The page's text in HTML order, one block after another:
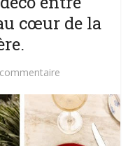
cœur de la